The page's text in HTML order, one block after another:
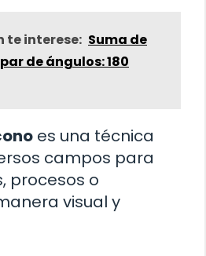
te interese: Suma de
de ángulos: 180
es una técnica
campos para
procesos o
visual y